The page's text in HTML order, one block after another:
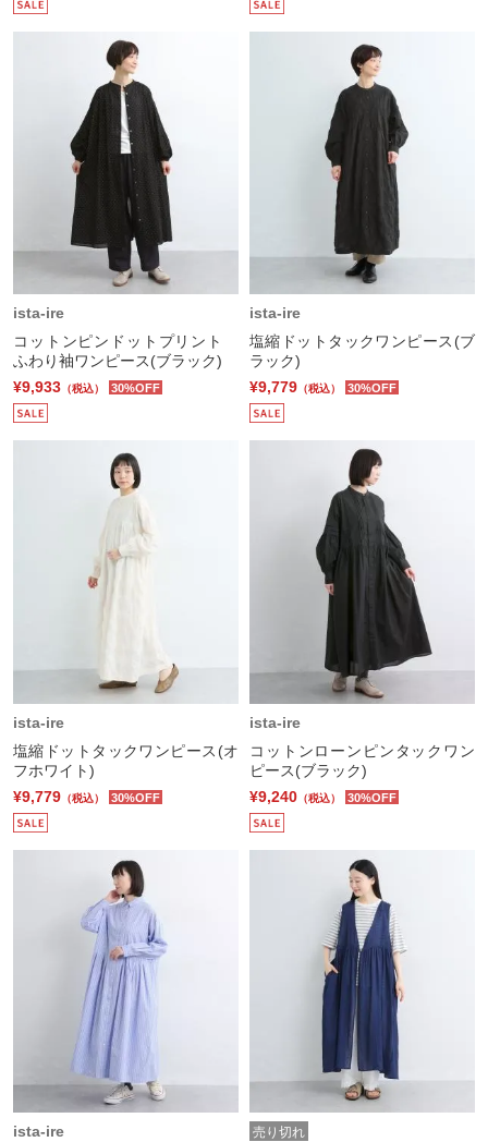
ista-ire
コットンピンドットプリント
ふわり袖ワンピース(ブラック)
¥9,933 （税込） 30%OFF
ista-ire
塩縮ドットタックワンピース(ブ
ラック)
¥9,779 （税込） 30%OFF
ista-ire
塩縮ドットタックワンピース(オ
フホワイト)
¥9,779 （税込） 30%OFF
ista-ire
コットンローンピンタックワン
ピース(ブラック)
¥9,240 （税込） 30%OFF
ista-ire
売り切れ